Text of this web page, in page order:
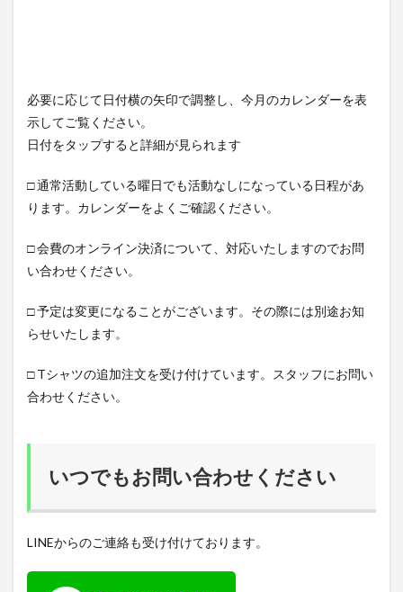
必要に応じて日付横の矢印で調整し、今月のカレンダーを表
示してご覧ください。
日付をタップすると詳細が見られます
□ 通常活動している曜日でも活動なしになっている日程があ
ります。カレンダーをよくご確認ください。
□ 会費のオンライン決済について、対応いたしますのでお問
い合わせください。
□ 予定は変更になることがございます。その際には別途お知
らせいたします。
□ Tシャツの追加注文を受け付けています。スタッフにお問い
合わせください。
いつでもお問い合わせください
LINEからのご連絡も受け付けております。